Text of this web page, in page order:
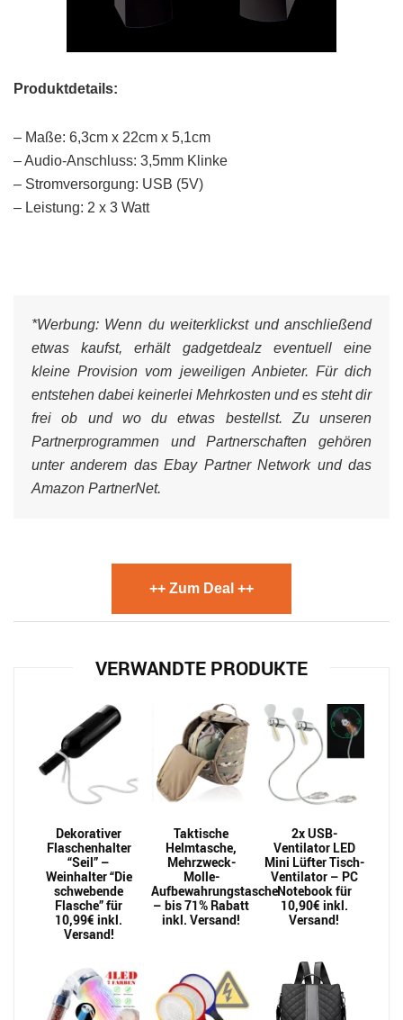
Produktdetails:
– Maße: 6,3cm x 22cm x 5,1cm
– Audio-Anschluss: 3,5mm Klinke
– Stromversorgung: USB (5V)
– Leistung: 2 x 3 Watt
*Werbung: Wenn du weiterklickst und anschließend
etwas kaufst, erhält gadgetdealz eventuell eine
kleine Provision vom jeweiligen Anbieter. Für dich
entstehen dabei keinerlei Mehrkosten und es steht dir
frei ob und wo du etwas bestellst. Zu unseren
Partnerprogrammen und Partnerschaften gehören
unter anderem das Ebay Partner Network und das
Amazon PartnerNet.
++ Zum Deal ++
VERWANDTE PRODUKTE
Dekorativer
Flaschenhalter
“Seil” –
Weinhalter “Die
schwebende
Flasche” für
10,99€ inkl.
Versand!
Taktische
Helmtasche,
Mehrzweck-
Molle-
Aufbewahrungstasche
– bis 71% Rabatt
inkl. Versand!
2x USB-
Ventilator LED
Mini Lüfter Tisch-
Ventilator – PC
Notebook für
10,90€ inkl.
Versand!